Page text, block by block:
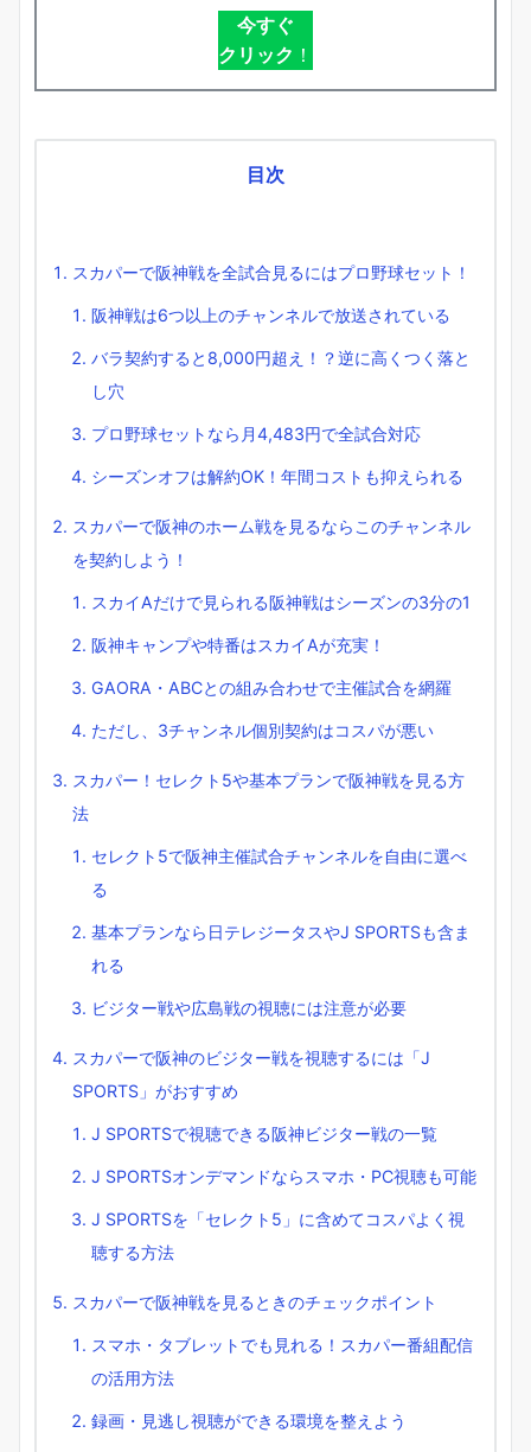
今すぐ
クリック ！
目次
スカパーで阪神戦を全試合見るにはプロ野球セット！
阪神戦は6つ以上のチャンネルで放送されている
バラ契約すると8,000円超え！？逆に高くつく落と
し穴
プロ野球セットなら月4,483円で全試合対応
シーズンオフは解約OK！年間コストも抑えられる
スカパーで阪神のホーム戦を見るならこのチャンネル
を契約しよう！
スカイAだけで見られる阪神戦はシーズンの3分の1
阪神キャンプや特番はスカイAが充実！
GAORA・ABCとの組み合わせで主催試合を網羅
ただし、3チャンネル個別契約はコスパが悪い
スカパー！セレクト5や基本プランで阪神戦を見る方
法
セレクト5で阪神主催試合チャンネルを自由に選べ
る
基本プランなら日テレジータスやJ SPORTSも含ま
れる
ビジター戦や広島戦の視聴には注意が必要
スカパーで阪神のビジター戦を視聴するには「J
SPORTS」がおすすめ
J SPORTSで視聴できる阪神ビジター戦の一覧
J SPORTSオンデマンドならスマホ・PC視聴も可能
J SPORTSを「セレクト5」に含めてコスパよく視
聴する方法
スカパーで阪神戦を見るときのチェックポイント
スマホ・タブレットでも見れる！スカパー番組配信
の活用方法
録画・見逃し視聴ができる環境を整えよう